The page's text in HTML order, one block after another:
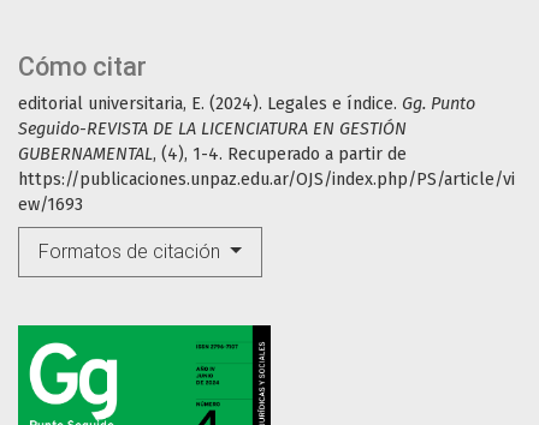
Cómo citar
editorial universitaria, E. (2024). Legales e índice. Gg. Punto
Seguido-REVISTA DE LA LICENCIATURA EN GESTIÓN
GUBERNAMENTAL, (4), 1-4. Recuperado a partir de
https://publicaciones.unpaz.edu.ar/OJS/index.php/PS/article/vi
ew/1693
Formatos de citación